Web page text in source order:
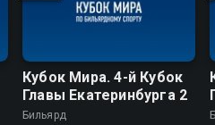
Кубок Мира. 4-й Кубок
Главы Екатеринбурга 2
Бильярд